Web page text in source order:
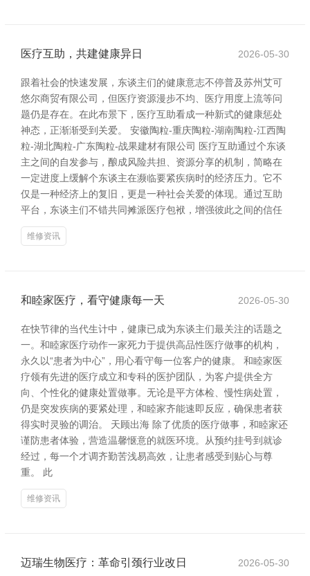
医疗互助，共建健康异日 2026-05-30
跟着社会的快速发展，东谈主们的健康意志不停普及苏州艾可
悠尔商贸有限公司，但医疗资源漫步不均、医疗用度上流等问
题仍是存在。在此布景下，医疗互助看成一种新式的健康惩处
神态，正渐渐受到关爱。 安徽陶粒-重庆陶粒-湖南陶粒-江西陶
粒-湖北陶粒-广东陶粒-战果建材有限公司 医疗互助通过个东谈
主之间的自发参与，酿成风险共担、资源分享的机制，简略在
一定进度上缓解个东谈主在濒临要紧疾病时的经济压力。它不
仅是一种经济上的复旧，更是一种社会关爱的体现。通过互助
平台，东谈主们不错共同摊派医疗包袱，增强彼此之间的信任
维修资讯
和睦家医疗，看守健康每一天 2026-05-30
在快节律的当代生计中，健康已成为东谈主们最关注的话题之
一。和睦家医疗动作一家死力于提供高品性医疗做事的机构，
永久以“患者为中心”，用心看守每一位客户的健康。 和睦家医
疗领有先进的医疗成立和专科的医护团队，为客户提供全方
向、个性化的健康处置做事。无论是平方体检、慢性病处置，
仍是突发疾病的要紧处理，和睦家齐能速即反应，确保患者获
得实时灵验的调治。 天顾出海 除了优质的医疗做事，和睦家还
谨防患者体验，营造温馨惬意的就医环境。从预约挂号到就诊
经过，每一个才调齐勤苦浅易高效，让患者感受到贴心与尊
重。 此
维修资讯
迈瑞生物医疗：革命引颈行业改日 2026-05-30